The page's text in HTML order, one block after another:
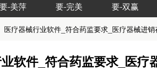
要-美萍 要-完美 要-双赢
医疗器械行业软件_符合药监要求_医疗器械进
软件_符合药监要求_医